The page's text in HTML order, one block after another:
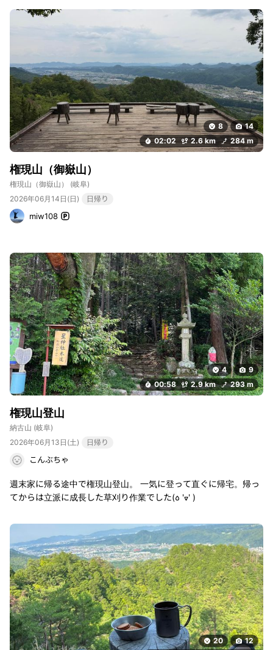
8
14
02:02
2.6 km 284 m
権現山（御嶽山）
権現山（御嶽山） (岐阜)
2026年06月14日(日)
日帰り
miw108
4
9
00:58
2.9 km 293 m
権現山登山
納古山 (岐阜)
2026年06月13日(土)
日帰り
こんぶちゃ
週末家に帰る途中で権現山登山。 一気に登って直ぐに帰宅。帰っ
てからは立派に成長した草刈り作業でした(꧞ 'ᢦ' )
20
12